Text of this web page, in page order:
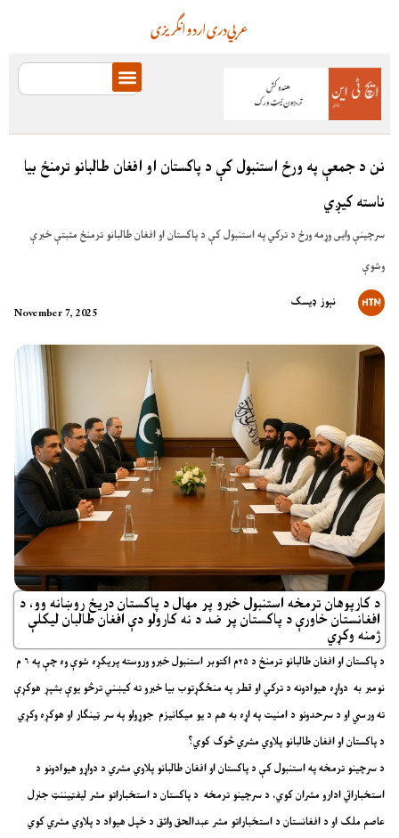
انگریزیاردودریعربي
نن د جمعې په ورځ استنبول کې د پاکستان او افغان طالبانو ترمنځ بیا
ناسته کیږي
سرچینې وایی وړمه ورځ د ترکي په استنبول کې د پاکستان او افغان طالبانو ترمنځ مثبتې خبرې
وشوې
November 7, 2025
نېوز ډیسک
د کارپوهان ترمخه استنبول خبرو پر مهال د پاکستان دریځ روښانه وو، د
افغانستان خاورې د پاکستان پر ضد د نه کارولو دې افغان طالبان لیکلې
ژمنه وکړي
د پاکستان او افغان طالبانو ترمنځ د ۲۵م اکتوبر استنبول خبرو وروسته پریکړه شوې وه چې په ۶ م
نومبر به دواړه هیوادونه د ترکي او قطر په منځګړتوب بیا خبرو ته کیښني ترڅو یوې بشپړ هوکړې
ته ورسي او د سرحدونو د امنیت په اړه به هم د یو میکانیزم جوړولو په سر ټینګار او هوکړه وکړي
د پاکستان او افغان طالبانو پلاوي مشري څوک کوي؟
د سرچینو ترمخه په استنبول کې د پاکستان او افغان طالبانو پلاوي مشري د دواړو هیوادونو د
استخباراتي ادارو مشران کوي، د سرچینو ترمخه د پاکستان د استخباراتو مشر لیفټیننټ جنرل
عاصم ملک او د افغانستان د استخباراتو مشر عبدالحق واثق د خپل هیواد د پلاوي مشري کوي